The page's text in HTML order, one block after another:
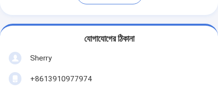
যোগাযোগের ঠিকানা
Sherry
+8613910977974